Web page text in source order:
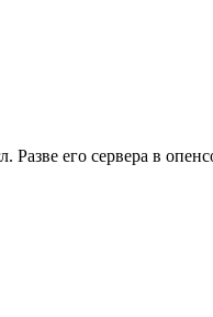
Разве его сервера в